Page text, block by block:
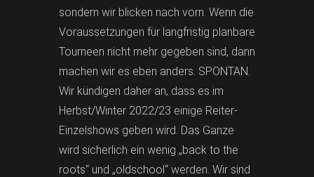
sondern wir blicken nach vorn. Wenn die
Voraussetzungen für langfristig planbare
Tourneen nicht mehr gegeben sind, dann
machen wir es eben anders. SPONTAN.
Wir kündigen daher an, dass es im
Herbst/Winter 2022/23 einige Reiter-
Einzelshows geben wird. Das Ganze
wird sicherlich ein wenig „back to the
roots“ und „oldschool“ werden. Wir sind